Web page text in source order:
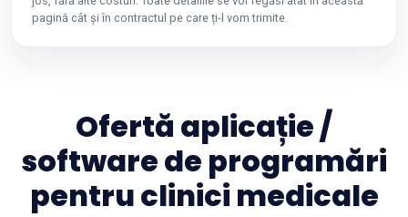
pagină cât și în contractul pe care ți-l vom trimite.
Ofertă aplicație /
software de programări
pentru clinici medicale